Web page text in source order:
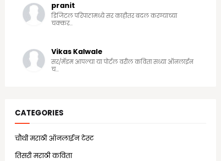
pranit
डिजिटल परिपाठामध्ये सर काहीतर बदल करण्याच्या
चक्कर...
Vikas Kalwale
सर/मॅडम आपल्या या पोर्टल वरील कविता सध्या ऑनलाईन
च...
CATEGORIES
चौथी मराठी ऑनलाईन टेस्ट
तिसरी मराठी कविता